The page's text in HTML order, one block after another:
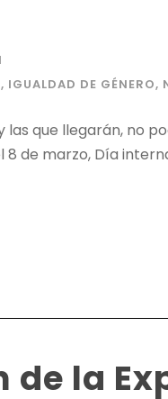
, IGUALDAD DE GÉNERO,
que llegarán, no
de marzo, Día
la